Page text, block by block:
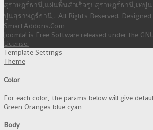
สุราษฎร์ธานี,แผ่นพื้นสำเร็จรูปสุราษฎร์ธานี,เทปู
ปูนสุราษฎร์ธานี,. All Rights Reserved. Designed
SmartAddons.Com
Joomla! is Free Software released under the
License.
Template Settings
Theme
Color
For each color, the params below will give
Green Oranges blue cyan
Body